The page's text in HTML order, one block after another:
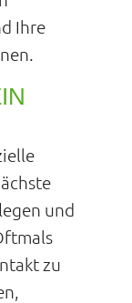
Ihre
und
zu